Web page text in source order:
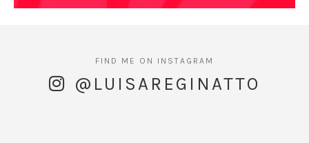
@LUISAREGINATTO